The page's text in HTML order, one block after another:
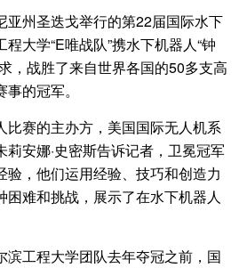
州圣迭戈举行的第22届国际水下
大学“E唯战队”携水下机器人“钟
，战胜了来自世界各国的50多支高
的冠军。
赛的主办方，美国国际无人机系
安娜·史密斯告诉记者，卫冕冠军
验，他们运用经验、技巧和创造力
困难和挑战，展示了在水下机器人
工程大学团队去年夺冠之前，国